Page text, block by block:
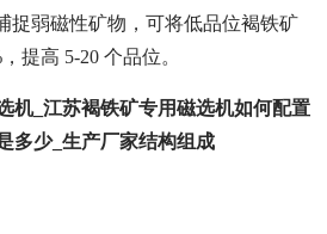
捉弱磁性矿物，可将低品位褐铁矿
提高 5-20 个品位。
机_江苏褐铁矿专用磁选机如何配置
多少_生产厂家结构组成